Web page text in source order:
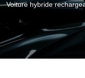
Voiture hybride